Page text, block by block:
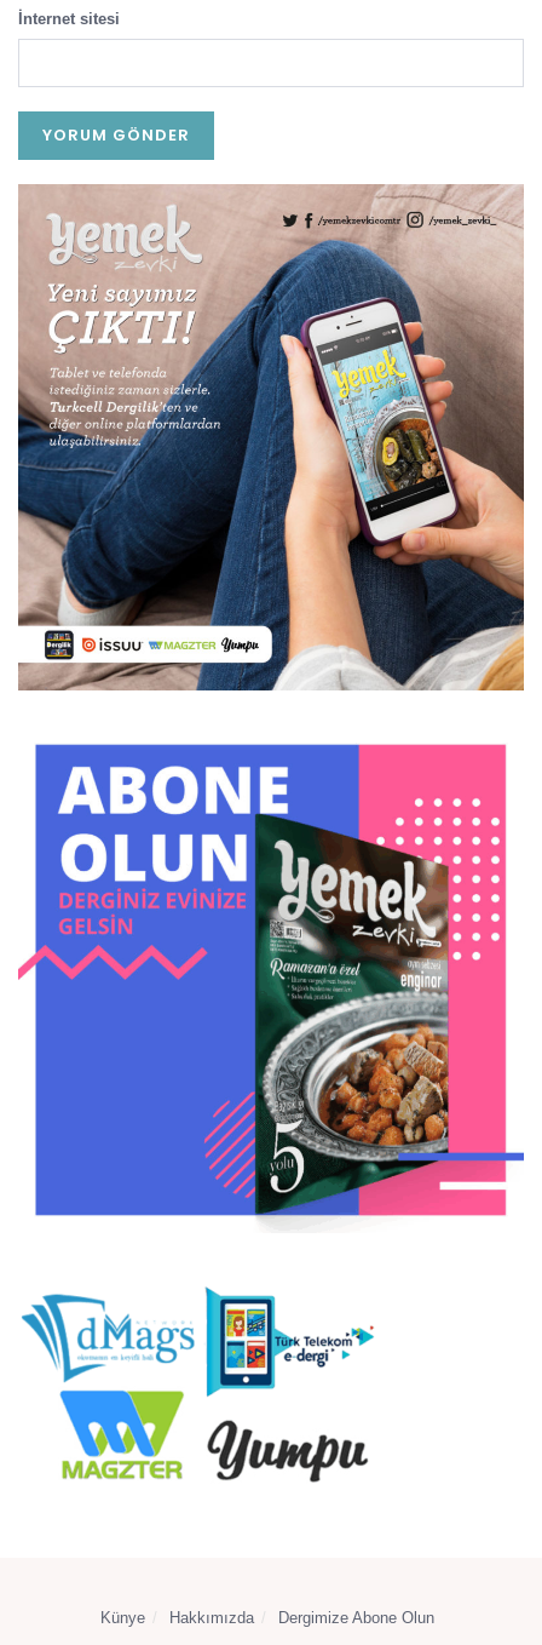
İnternet sitesi
Künye Hakkımızda Dergimize Abone Olun